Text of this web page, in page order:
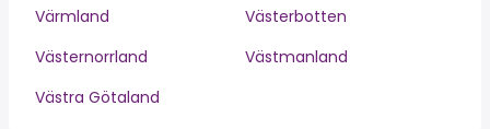
Värmland
Västerbotten
Västernorrland
Västmanland
Västra Götaland